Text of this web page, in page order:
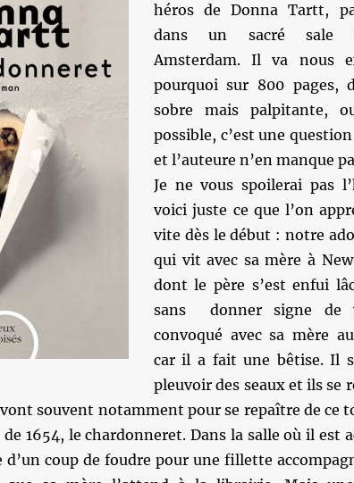
héros de Donna Tartt,
dans un sacré sale
Amsterdam. Il va nous
pourquoi sur 800 pages,
sobre mais palpitante,
possible, c’est une
et l’auteure n’en manque
Je ne vous spoilerai pas
voici juste ce que l’on
vite dès le début : notre
qui vit avec sa mère à
dont le père s’est enfui
sans donner signe de
convoqué avec sa mère
car il a fait une bêtise. Il
pleuvoir des seaux et ils se
souvent notamment pour se repaître de ce
1654, le chardonneret. Dans la salle où il est
coup de foudre pour une fillette